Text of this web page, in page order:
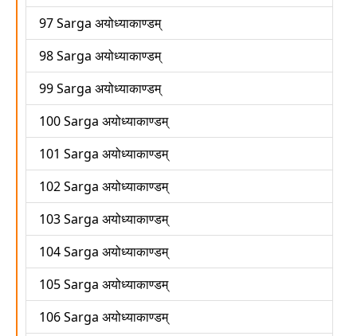
97 Sarga अयोध्याकाण्डम्
98 Sarga अयोध्याकाण्डम्
99 Sarga अयोध्याकाण्डम्
100 Sarga अयोध्याकाण्डम्
101 Sarga अयोध्याकाण्डम्
102 Sarga अयोध्याकाण्डम्
103 Sarga अयोध्याकाण्डम्
104 Sarga अयोध्याकाण्डम्
105 Sarga अयोध्याकाण्डम्
106 Sarga अयोध्याकाण्डम्